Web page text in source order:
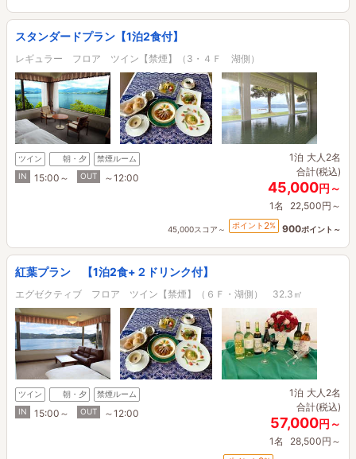
スタンダードプラン【1泊2食付】
レギュラー フロア ツイン【禁煙】（3・４Ｆ 湖側）
ツイン 朝・夕
禁煙ルーム
IN
15:00～ OUT ～12:00
1泊 大人2名
合計(税込)
45,000円～
1名 22,500円～
45,000スコア～ ポイント 2% 900ポイント～
紅葉プラン 【1泊2食+２ドリンク付】
エグゼクティブ フロア ツイン【禁煙】（６Ｆ・湖側） 32.3㎡
ツイン 朝・夕
禁煙ルーム
IN
15:00～ OUT ～12:00
1泊 大人2名
合計(税込)
57,000円～
1名 28,500円～